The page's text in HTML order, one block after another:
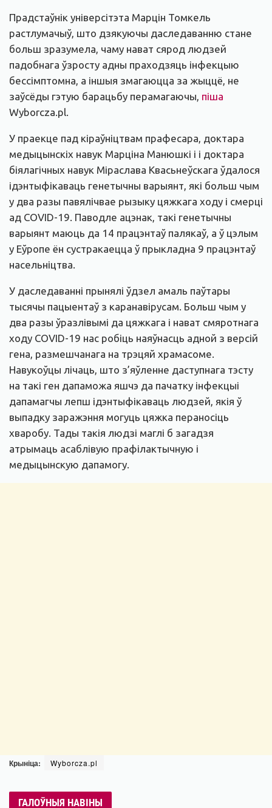
Прадстаўнік універсітэта Марцін Томкель
растлумачыў, што дзякуючы даследаванню стане
больш зразумела, чаму нават сярод людзей
падобнага ўзросту адны праходзяць інфекцыю
бессімптомна, а іншыя змагаюцца за жыццё, не
заўсёды гэтую барацьбу перамагаючы, піша
Wyborcza.pl.
У праекце пад кіраўніцтвам прафесара, доктара
медыцынскіх навук Марціна Манюшкі і і доктара
біялагічных навук Міраслава Квасьнеўскага ўдалося
ідэнтыфікаваць генетычны варыянт, які больш чым
у два разы павялічвае рызыку цяжкага ходу і смерці
ад COVID-19. Паводле ацэнак, такі генетычны
варыянт маюць да 14 працэнтаў палякаў, а ў цэлым
у Еўропе ён сустракаецца ў прыкладна 9 працэнтаў
насельніцтва.
У даследаванні прынялі ўдзел амаль паўтары
тысячы пацыентаў з каранавірусам. Больш чым у
два разы ўразлівымі да цяжкага і нават смяротнага
ходу COVID-19 нас робіць наяўнасць адной з версій
гена, размешчанага на трэцяй храмасоме.
Навукоўцы лічаць, што з’яўленне даступнага тэсту
на такі ген дапаможа яшчэ да пачатку інфекцыі
дапамагчы лепш ідэнтыфікаваць людзей, якія ў
выпадку заражэння могуць цяжка пераносіць
хваробу. Тады такія людзі маглі б загадзя
атрымаць асаблівую прафілактычную і
медыцынскую дапамогу.
Крыніца: Wyborcza.pl
ГАЛОЎНЫЯ НАВІНЫ